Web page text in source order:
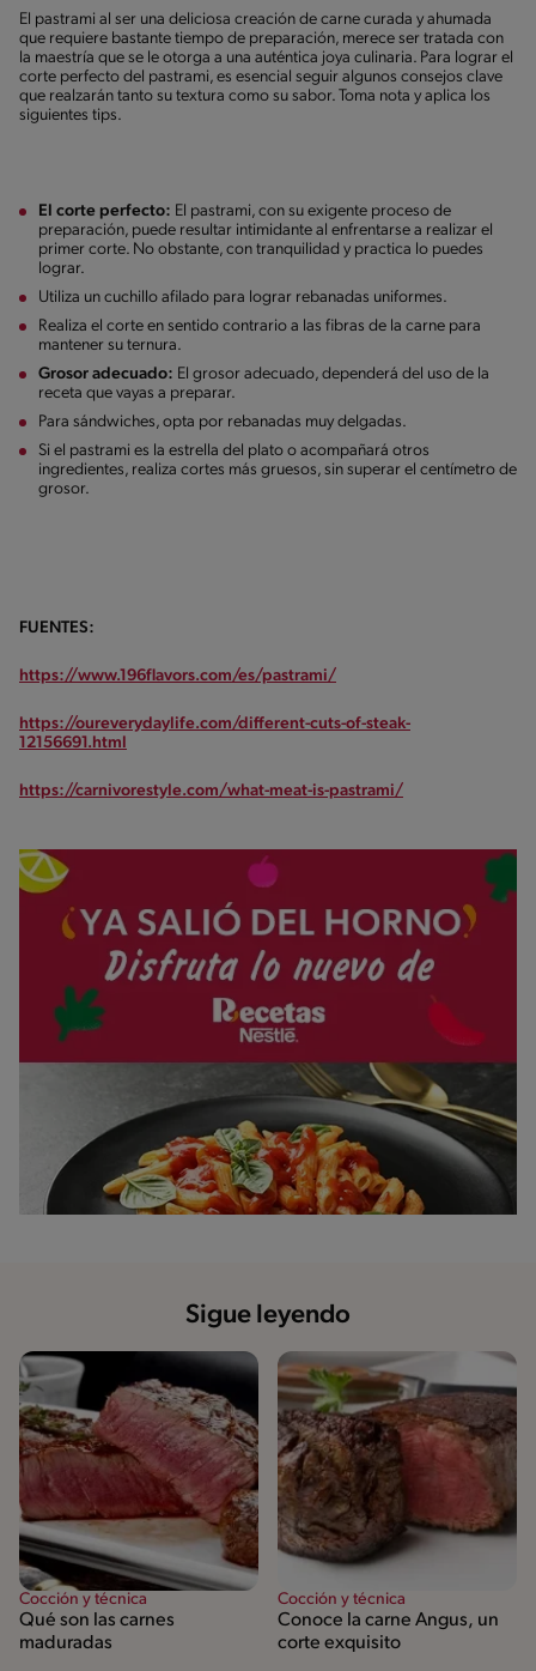
El pastrami al ser una deliciosa creación de carne curada y ahumada
que requiere bastante tiempo de preparación, merece ser tratada con
la maestría que se le otorga a una auténtica joya culinaria. Para lograr el
corte perfecto del pastrami, es esencial seguir algunos consejos clave
que realzarán tanto su textura como su sabor. Toma nota y aplica los
siguientes tips.
El corte perfecto: El pastrami, con su exigente proceso de
preparación, puede resultar intimidante al enfrentarse a realizar el
primer corte. No obstante, con tranquilidad y practica lo puedes
lograr.
Utiliza un cuchillo afilado para lograr rebanadas uniformes.
Realiza el corte en sentido contrario a las fibras de la carne para
mantener su ternura.
Grosor adecuado: El grosor adecuado, dependerá del uso de la
receta que vayas a preparar.
Para sándwiches, opta por rebanadas muy delgadas.
Si el pastrami es la estrella del plato o acompañará otros
ingredientes, realiza cortes más gruesos, sin superar el centímetro de
grosor.
FUENTES:
https://www.196flavors.com/es/pastrami/
https://oureverydaylife.com/different-cuts-of-steak-
12156691.html
https://carnivorestyle.com/what-meat-is-pastrami/
Sigue leyendo
Cocción y técnica
Qué son las carnes
maduradas
Cocción y técnica
Conoce la carne Angus, un
corte exquisito